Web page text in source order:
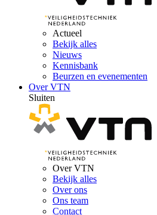
Actueel
Bekijk alles
Nieuws
Kennisbank
Beurzen en evenementen
Over VTN
Sluiten
Over VTN
Bekijk alles
Over ons
Ons team
Contact